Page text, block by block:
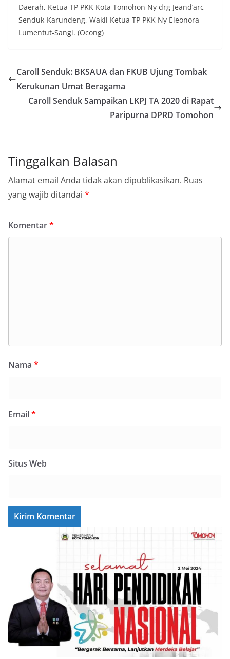
Daerah, Ketua TP PKK Kota Tomohon Ny drg Jeand’arc
Senduk-Karundeng, Wakil Ketua TP PKK Ny Eleonora
Lumentut-Sangi. (Ocong)
Caroll Senduk: BKSAUA dan FKUB Ujung Tombak
Kerukunan Umat Beragama
Caroll Senduk Sampaikan LKPJ TA 2020 di Rapat
Paripurna DPRD Tomohon
Tinggalkan Balasan
Alamat email Anda tidak akan dipublikasikan. Ruas
yang wajib ditandai *
Komentar*
Nama *
Email*
Situs Web